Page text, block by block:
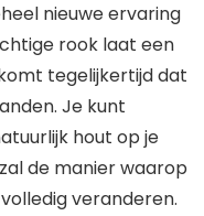
nieuwe ervaring
rook laat een
tegelijkertijd dat
Je kunt
hout op je
de manier waarop
veranderen.